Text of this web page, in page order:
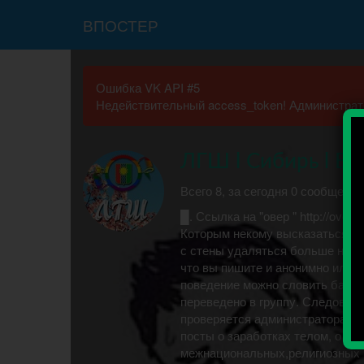
ВПОСТЕР
Ошибка VK API #5
Недействительный access_token!
ЛГШ l Сибирь l
Всего 8, за сегодня 0
█. Ссылка на "овер " http://
Которым некому высказаться
с стены удаляться больше не
что вы пишите и анонимно или
поведение можно словить бан
переведено в группу.
проверяется
посты о заработках телом, о